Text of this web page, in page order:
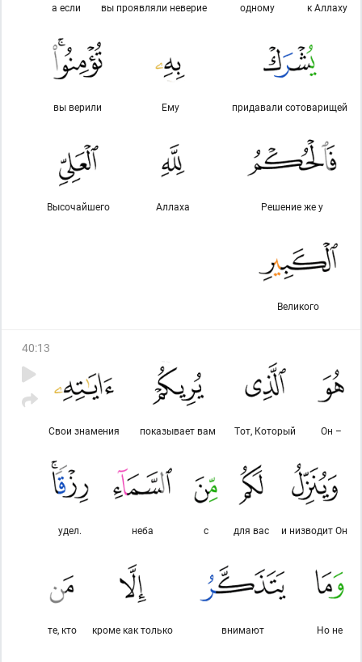
к Аллаху
одному
вы проявляли неверие
а если
придавали сотоварищей
Ему
вы верили
Решение же у
Аллаха
Высочайшего
Великого
40:13
Он –
Тот, Который
показывает вам
Свои знамения
и низводит Он
для вас
с
неба
удел.
Но не
внимают
кроме как только
те, кто